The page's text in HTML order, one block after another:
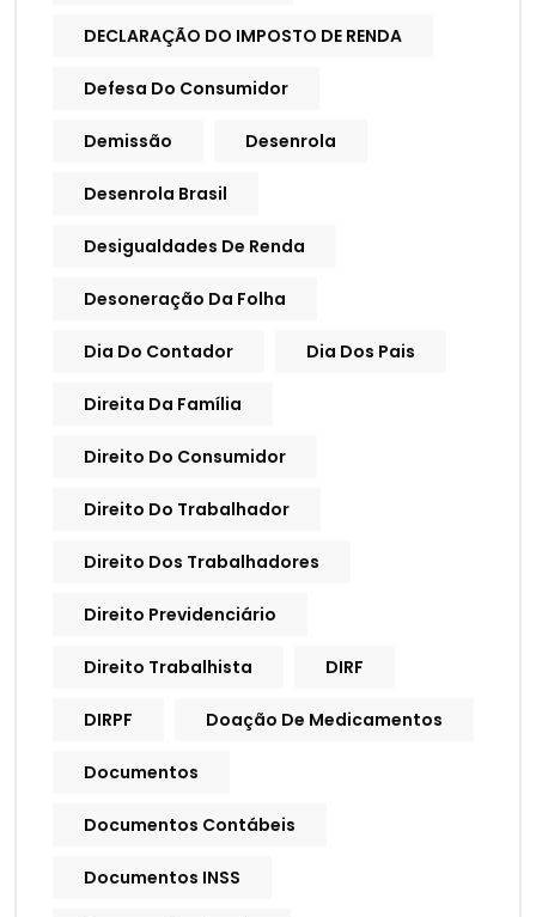
DECLARAÇÃO DO IMPOSTO DE RENDA
Defesa Do Consumidor
Demissão Desenrola
Desenrola Brasil
Desigualdades De Renda
Desoneração Da Folha
Dia Do Contador Dia Dos Pais
Direita Da Família
Direito Do Consumidor
Direito Do Trabalhador
Direito Dos Trabalhadores
Direito Previdenciário
Direito Trabalhista DIRF
DIRPF Doação De Medicamentos
Documentos
Documentos Contábeis
Documentos INSS